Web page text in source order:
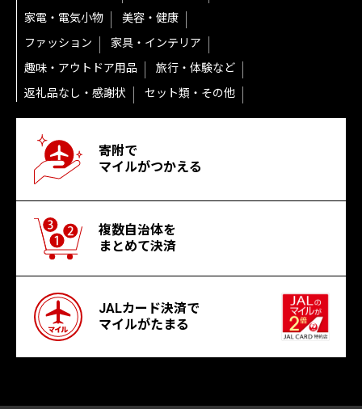
家電・電気小物
美容・健康
ファッション
家具・インテリア
趣味・アウトドア用品
旅行・体験など
返礼品なし・感謝状
セット類・その他
寄附で
マイルがつかえる
複数自治体を
まとめて決済
JALカード決済で
マイルがたまる